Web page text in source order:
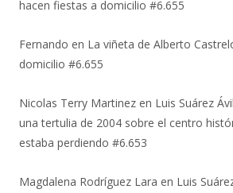
hacen fiestas a domicilio #6.655
Fernando en La viñeta de Alberto
domicilio #6.655
Nicolas Terry Martinez en Luis Suárez
una tertulia de 2004 sobre el centro
estaba perdiendo #6.653
Magdalena Rodríguez Lara en Luis